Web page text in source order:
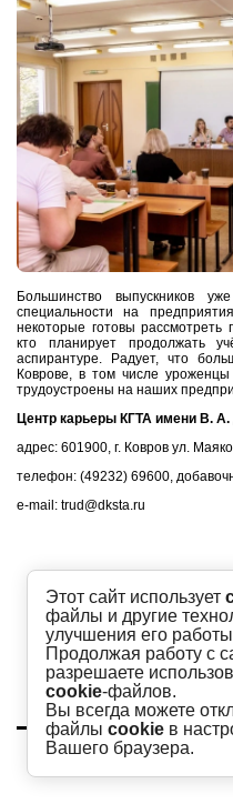
Большинство выпускников
специальности на
некоторые готовы
кто планирует продолжать
аспирантуре. Радует, что
Коврове, в том числе
трудоустроены на наших
Центр карьеры КГТА имени В. А.
адрес: 601900, г. Ковров ул.
телефон: (49232) 69600,
e-mail: trud@dksta.ru
Этот сайт использует
файлы и другие
улучшения его
Продолжая работу с
разрешаете
cookie-файлов.
Вы всегда можете
файлы cookie в
Вашего браузера.